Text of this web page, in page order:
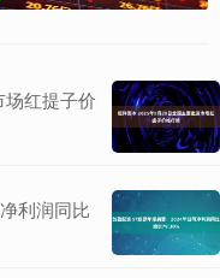
红提子价
利润同比